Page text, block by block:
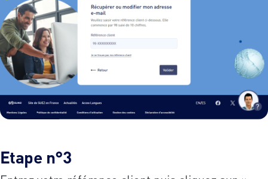
Etape n°3